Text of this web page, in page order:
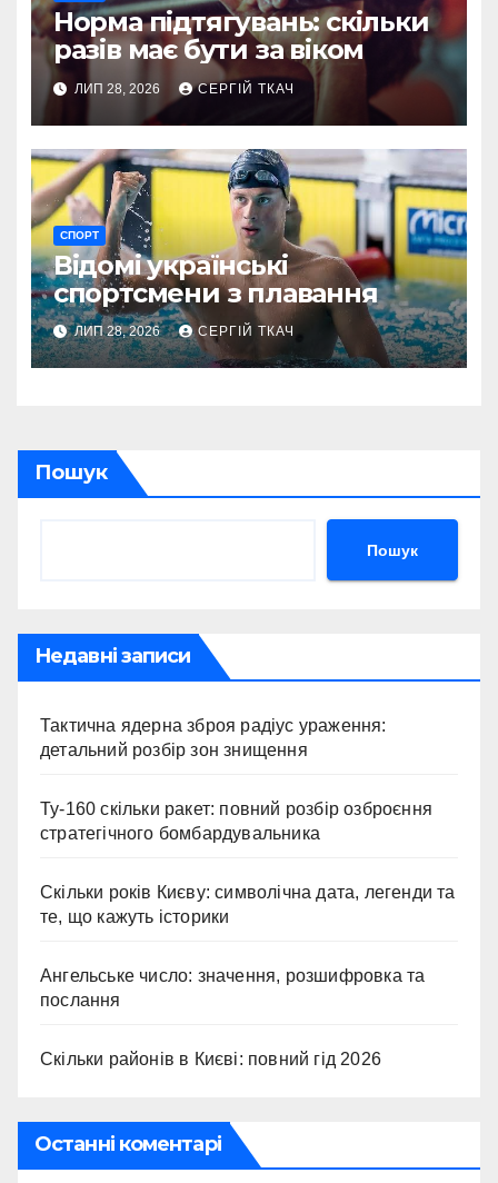
Норма підтягувань: скільки
разів має бути за віком
ЛИП 28, 2026 СЕРГІЙ ТКАЧ
СПОРТ
Відомі українські
спортсмени з плавання
ЛИП 28, 2026 СЕРГІЙ ТКАЧ
Пошук
Пошук
Недавні записи
Тактична ядерна зброя радіус ураження:
детальний розбір зон знищення
Ту-160 скільки ракет: повний розбір озброєння
стратегічного бомбардувальника
Скільки років Києву: символічна дата, легенди та
те, що кажуть історики
Ангельське число: значення, розшифровка та
послання
Скільки районів в Києві: повний гід 2026
Останні коментарі